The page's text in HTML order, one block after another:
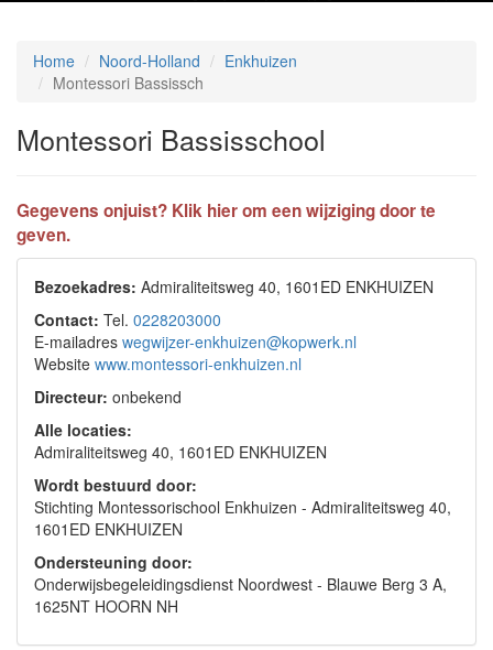
Home Noord-Holland
Enkhuizen
Montessori Bassissch
Montessori Bassisschool
Gegevens onjuist? Klik hier om een wijziging door te
geven.
Bezoekadres: Admiraliteitsweg 40, 1601ED ENKHUIZEN
Contact: Tel. 0228203000
E-mailadres wegwijzer-enkhuizen@kopwerk.nl
Website www.montessori-enkhuizen.nl
Directeur: onbekend
Alle locaties:
Admiraliteitsweg 40, 1601ED ENKHUIZEN
Wordt bestuurd door:
Stichting Montessorischool Enkhuizen - Admiraliteitsweg 40,
1601ED ENKHUIZEN
Ondersteuning door:
Onderwijsbegeleidingsdienst Noordwest - Blauwe Berg 3 A,
1625NT HOORN NH